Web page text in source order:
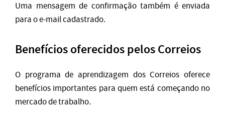
Uma mensagem de confirmação também é enviada
para o e-mail cadastrado.
Benefícios oferecidos pelos Correios
O programa de aprendizagem dos Correios oferece
benefícios importantes para quem está começando no
mercado de trabalho.